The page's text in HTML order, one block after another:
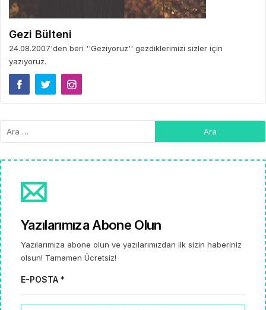
Gezi Bülteni
24.08.2007'den beri ''Geziyoruz'' gezdiklerimizi sizler için
yazıyoruz.
Yazılarımıza Abone Olun
Yazılarımıza abone olun ve yazılarımızdan ilk sizin haberiniz
olsun! Tamamen Ücretsiz!
E-POSTA *